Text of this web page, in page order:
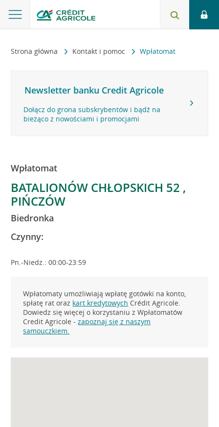
Strona główna Kontakt i pomoc Wpłatomat
Newsletter banku Credit Agricole
Dołącz do grona subskrybentów i bądź na
bieżąco z nowościami i promocjami
Wpłatomat
BATALIONÓW CHŁOPSKICH 52 ,
PIŃCZÓW
Biedronka
Czynny:
Pn.-Niedz.: 00:00-23:59
Wpłatomaty umożliwiają wpłatę gotówki na konto,
spłatę rat oraz kart kredytowych Crédit Agricole.
Dowiedz się więcej o korzystaniu z Wpłatomatów
Credit Agricole -zapoznaj się z naszym
samouczkiem.